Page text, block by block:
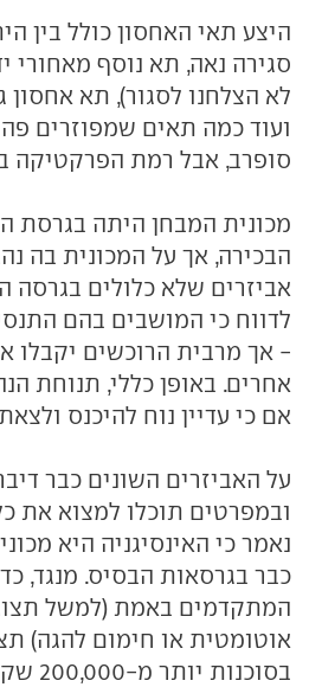
היצע תאי האחסון כולל בין
סגירה נאה, תא נוסף מאחורי
לא הצלחנו לסגור), תא אחסון
ועוד כמה תאים שמפוזרים
סופרב, אבל רמת הפרקטיקה
מכונית המבחן היתה בגרסת
הבכירה, אך על המכונית בה
אביזרים שלא כלולים בגרסה
לדווח כי המושבים בהם
- אך מרבית הרוכשים יקבלו
אחרים. באופן כללי, תנוחת
אם כי עדיין נוח להיכנס
על האביזרים השונים כבר
ובמפרטים תוכלו למצוא את
נאמר כי האינסיגניה היא
כבר בגרסאות הבסיס. מנגד,
המתקדמים באמת (למשל
אוטומטית או חימום להגה)